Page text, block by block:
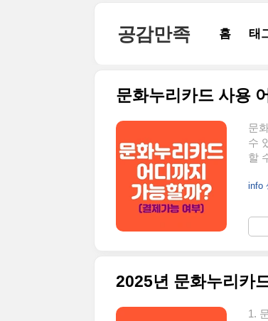
공감만족 홈 태
문화누리카드 사용
문
수
할
여
관
화
info
2025년 문화누리카
1.